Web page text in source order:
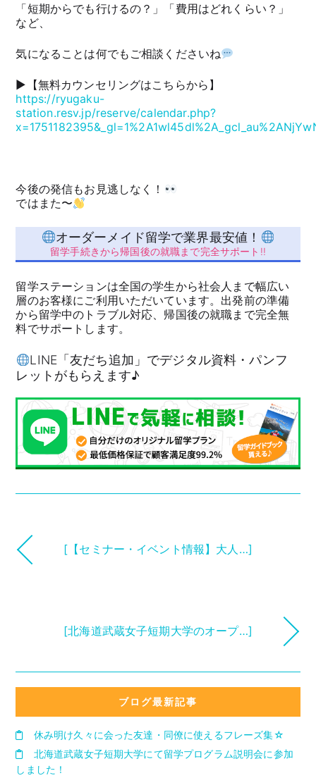
「短期からでも行けるの？」「費用はどれくらい？」
など、
気になることは何でもご相談くださいね
▶︎【無料カウンセリングはこちらから】
https://ryugaku-
station.resv.jp/reserve/calendar.php?
今後の発信もお見逃しなく！
ではまた〜
オーダーメイド留学で業界最安値！
留学手続きから帰国後の就職まで完全サポート!!
留学ステーションは全国の学生から社会人まで幅広い
層のお客様にご利用いただいています。出発前の準備
から留学中のトラブル対応、帰国後の就職まで完全無
料でサポートします。
LINE「友だち追加」でデジタル資料・パンフ
レットがもらえます♪
[【セミナー・イベント情報】大人…]
[北海道武蔵女子短期大学のオープ…]
ブログ最新記事
休み明け久々に会った友達・同僚に使えるフレーズ集☆
北海道武蔵女子短期大学にて留学プログラム説明会に参加
しました！